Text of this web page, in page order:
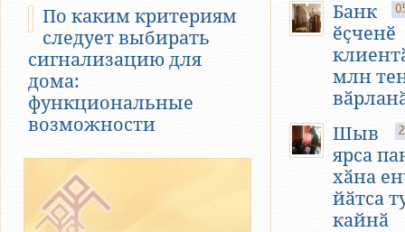
По каким критериям
следует выбирать
сигнализацию для
дома:
функциональные
возможности
Банк
ӗҫченӗ
млн
Шыв
ярса
хӑна
йӑтса
кайнӑ